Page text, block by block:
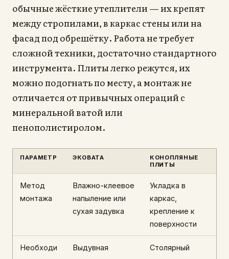
обычные жёсткие утеплители — их крепят
между стропилами, в каркас стены или на
фасад под обрешётку. Работа не требует
сложной техники, достаточно стандартного
инструмента. Плиты легко режутся, их
можно подогнать по месту, а монтаж не
отличается от привычных операций с
минеральной ватой или
пенополистиролом.
ПАРАМЕТР ЭКОВАТА
КОНОПЛЯНЫЕ
ПЛИТЫ
Метод
монтажа
Влажно-клеевое
напыление или
сухая задувка
Укладка в
каркас,
крепление к
поверхности
Необходи
Выдувная
Столярный